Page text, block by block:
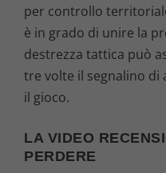
per controllo
è in grado di unire la
destrezza tattica può
tre volte il segnalino
il gioco.
LA VIDEO
PERDERE